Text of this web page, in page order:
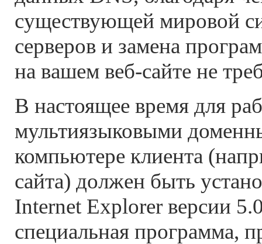
существующей мировой
серверов и замена
на вашем веб-сайте не
В настоящее время для
мультиязыковыми
компьютере клиента
сайта) должен быть
Internet Explorer версии
специальная программа,